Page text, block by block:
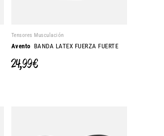
Tensores Musculación
Avento BANDA LATEX FUERZA FUERTE
24,99 €